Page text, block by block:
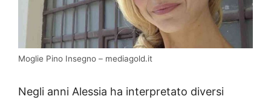
Moglie Pino Insegno – mediagold.it
Negli anni Alessia ha interpretato diversi